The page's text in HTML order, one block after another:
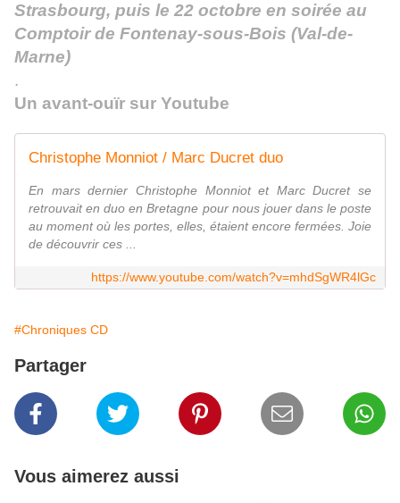
Strasbourg, puis le 22 octobre en soirée au
Comptoir de Fontenay-sous-Bois (Val-de-
Marne)
.
Un avant-ouïr sur Youtube
Christophe Monniot / Marc Ducret duo
En mars dernier Christophe Monniot et Marc Ducret se
retrouvait en duo en Bretagne pour nous jouer dans le poste
au moment où les portes, elles, étaient encore fermées. Joie
de découvrir ces ...
https://www.youtube.com/watch?v=mhdSgWR4lGc
#Chroniques CD
Partager
Vous aimerez aussi